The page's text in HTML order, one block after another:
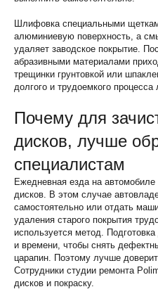
Шлифовка специальными
алюминиевую поверхность, а
удаляет заводское покрытие.
абразивными материалами
трещинки грунтовкой или
долгого и трудоемкого
Почему для
дисков, лучше
специалистам
Ежедневная езда на
дисков. В этом случае
самостоятельно или отдать
удаления старого покрытия
используется метод.
и времени, чтобы снять
царапин. Поэтому лучше
Сотрудники студии ремонта
дисков и покраску.